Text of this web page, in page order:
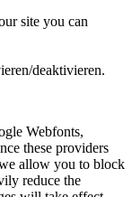
site you can
deaktivieren.
Webfonts,
these providers
allow you to block
reduce the